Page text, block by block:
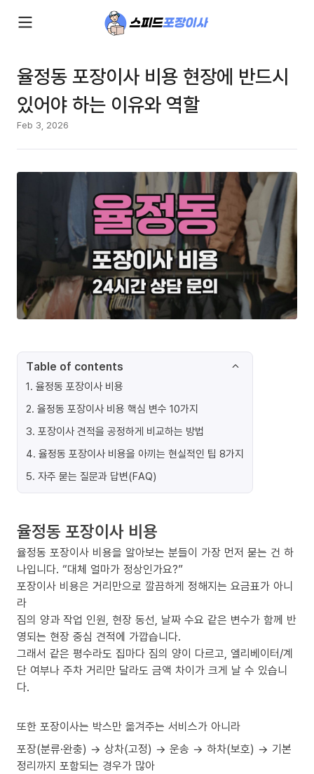
율정동 포장이사 비용 현장에 반드시
있어야 하는 이유와 역할
Feb 3, 2026
Table of contents
1. 율정동 포장이사 비용
2. 율정동 포장이사 비용 핵심 변수 10가지
3. 포장이사 견적을 공정하게 비교하는 방법
4. 율정동 포장이사 비용을 아끼는 현실적인 팁 8가지
5. 자주 묻는 질문과 답변(FAQ)
율정동 포장이사 비용
율정동 포장이사 비용을 알아보는 분들이 가장 먼저 묻는 건 하
나입니다. “대체 얼마가 정상인가요?”
포장이사 비용은 거리만으로 깔끔하게 정해지는 요금표가 아니
라
짐의 양과 작업 인원, 현장 동선, 날짜 수요 같은 변수가 함께 반
영되는 현장 중심 견적에 가깝습니다.
그래서 같은 평수라도 집마다 짐의 양이 다르고, 엘리베이터/계
단 여부나 주차 거리만 달라도 금액 차이가 크게 날 수 있습니
다.
또한 포장이사는 박스만 옮겨주는 서비스가 아니라
포장(분류·완충) → 상차(고정) → 운송 → 하차(보호) → 기본
정리까지 포함되는 경우가 많아